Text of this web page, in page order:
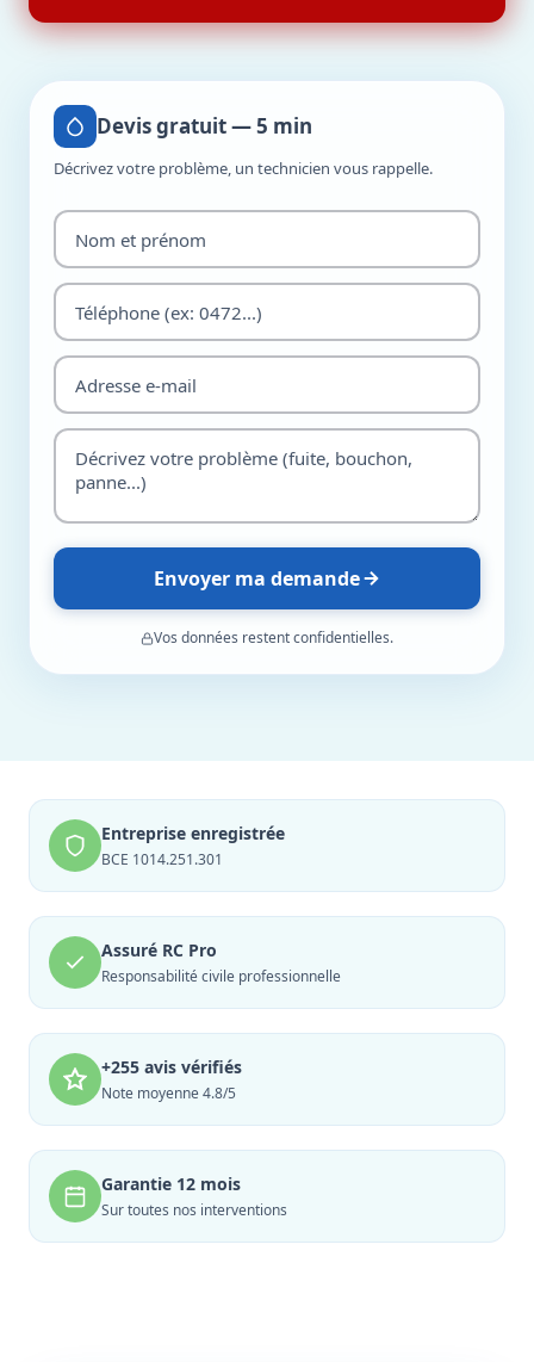
Devis gratuit — 5 min
Décrivez votre problème, un technicien vous rappelle.
Envoyer ma demande
Vos données restent confidentielles.
Entreprise enregistrée
BCE 1014.251.301
Assuré RC Pro
Responsabilité civile professionnelle
+255 avis vérifiés
Note moyenne 4.8/5
Garantie 12 mois
Sur toutes nos interventions